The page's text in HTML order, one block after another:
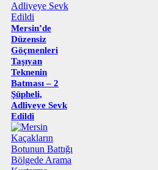
Mersin’de
Düzensiz
Göçmenleri
Taşıyan
Teknenin
Batması – 2
Şüpheli,
Adliyeye Sevk
Edildi